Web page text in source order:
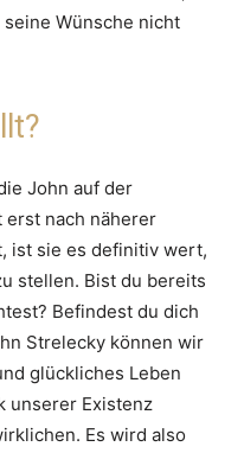
seine Wünsche nicht
John auf der
nach näherer
ist sie es definitiv wert,
stellen. Bist du bereits
Befindest du dich
Strelecky können wir
glückliches Leben
unserer Existenz
Es wird also